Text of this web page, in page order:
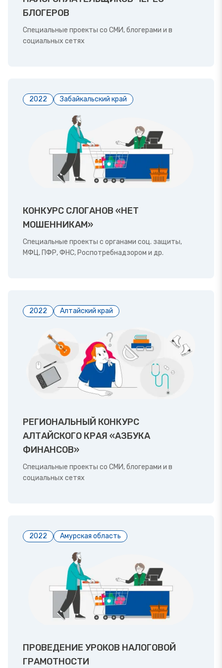
БЛОГЕРОВ
Специальные проекты со СМИ, блогерами и в
социальных сетях
2022 Забайкальский край
КОНКУРС СЛОГАНОВ «НЕТ
МОШЕННИКАМ»
Специальные проекты с органами соц. защиты,
МФЦ, ПФР, ФНС, Роспотребнадзором и др.
2022 Алтайский край
РЕГИОНАЛЬНЫЙ КОНКУРС
АЛТАЙСКОГО КРАЯ «АЗБУКА
ФИНАНСОВ»
Специальные проекты со СМИ, блогерами и в
социальных сетях
2022 Амурская область
ПРОВЕДЕНИЕ УРОКОВ НАЛОГОВОЙ
ГРАМОТНОСТИ